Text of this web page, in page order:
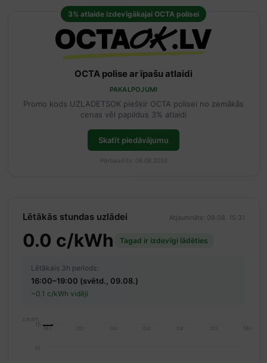
3% atlaide izdevīgākajai OCTA polisei
OCTA polise ar īpašu atlaidi
PAKALPOJUMI
Promo kods UZLADETSOK piešķir OCTA polisei no zemākās
cenas vēl papildus 3% atlaidi
Skatīt piedāvājumu
Pārbaudīts: 06.08.2026
Lētākās stundas uzlādei Atjaunināts: 09.08. 15:31
0.0 c/kWh Tagad ir izdevīgi lādēties
Lētākais 3h periods:
16:00–19:00 (svētd., 09.08.)
~0.1 c/kWh vidēji
c/kWh
10
15
16:00 20:00 00:00 04:00 08:00 12:00 16:00